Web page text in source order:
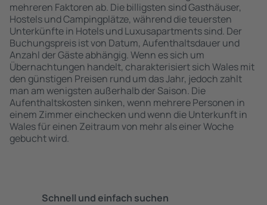
mehreren Faktoren ab. Die billigsten sind Gasthäuser,
Hostels und Campingplätze, während die teuersten
Unterkünfte in Hotels und Luxusapartments sind. Der
Buchungspreis ist von Datum, Aufenthaltsdauer und
Anzahl der Gäste abhängig. Wenn es sich um
Übernachtungen handelt, charakterisiert sich Wales mit
den günstigen Preisen rund um das Jahr, jedoch zahlt
man am wenigsten außerhalb der Saison. Die
Aufenthaltskosten sinken, wenn mehrere Personen in
einem Zimmer einchecken und wenn die Unterkunft in
Wales für einen Zeitraum von mehr als einer Woche
gebucht wird.
Schnell und einfach suchen